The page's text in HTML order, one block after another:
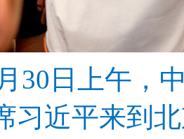
30日上午，
习近平来到